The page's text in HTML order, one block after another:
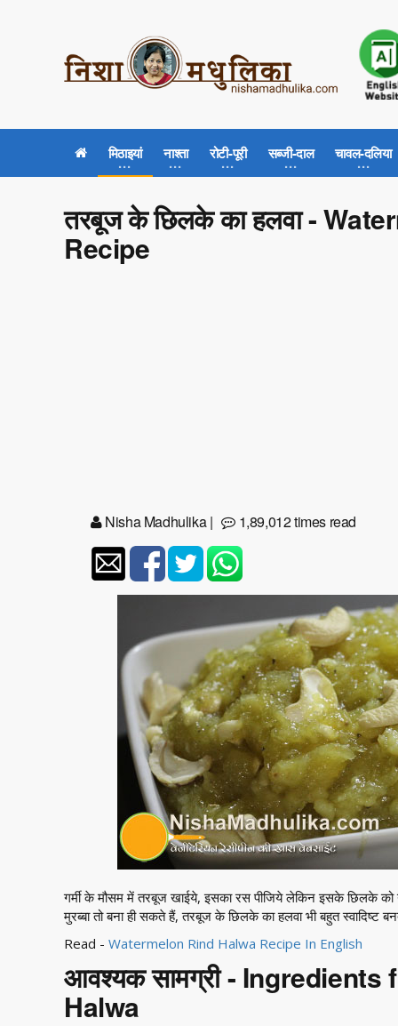
मिठाइयां नाश्ता रोटी-पूरी सब्जी-दाल चावल-दलिया
तरबूज के छिलके का हलवा -
Recipe
Nisha Madhulika| 1,89,012 times read
गर्मी के मौसम में तरबूज खाईये, इसका रस पीजिये लेकिन इसके छिलके
मुरब्बा तो बना ही सकते हैं, तरबूज के छिलके का हलवा भी बहुत स्वादिष्ट
Read - Watermelon Rind Halwa Recipe In English
आवश्यक सामग्री -
Halwa